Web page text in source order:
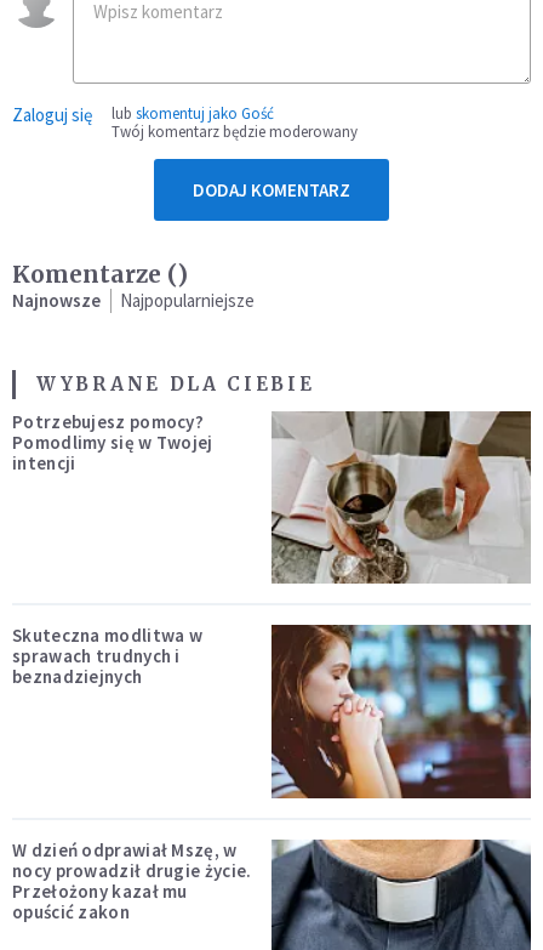
Zaloguj się lub skomentuj jako Gość
Twój komentarz będzie moderowany
DODAJ KOMENTARZ
Komentarze ()
Najnowsze Najpopularniejsze
WYBRANE DLA CIEBIE
Potrzebujesz pomocy?
Pomodlimy się w Twojej
intencji
Skuteczna modlitwa w
sprawach trudnych i
beznadziejnych
W dzień odprawiał Mszę, w
nocy prowadził drugie życie.
Przełożony kazał mu
opuścić zakon